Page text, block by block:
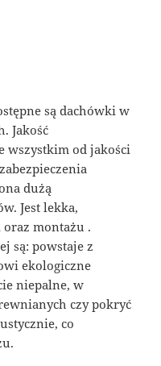
są dachówki w
Jakość
wszystkim od jakości
dużą
Jest lekka,
montażu .
są: powstaje z
ekologiczne
niepalne, w
czy pokryć
co